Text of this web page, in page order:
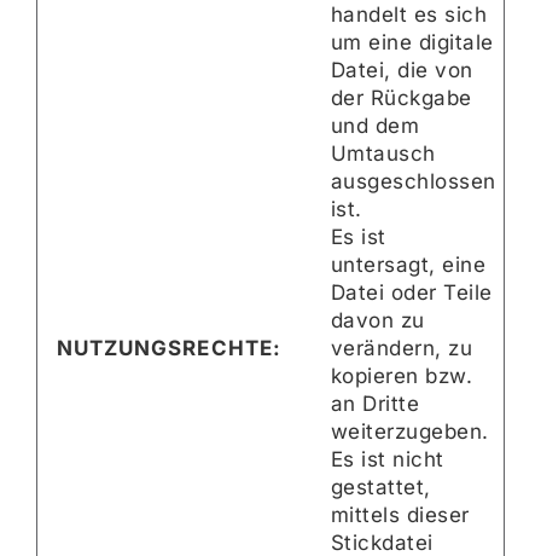
NUTZUNGSRECHTE:
handelt es sich
um eine digitale
Datei, die von
der Rückgabe
und dem
Umtausch
ausgeschlossen
ist.
Es ist
untersagt, eine
Datei oder Teile
davon zu
verändern, zu
kopieren bzw.
an Dritte
weiterzugeben.
Es ist nicht
gestattet,
mittels dieser
Stickdatei